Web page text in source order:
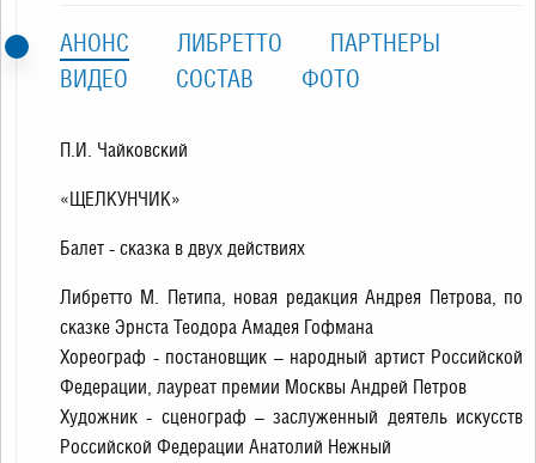
АНОНС ЛИБРЕТТО
ПАРТНЕРЫ
ВИДЕО
СОСТАВ ФОТО
П.И. Чайковский
«ЩЕЛКУНЧИК»
Балет - сказка в двух действиях
Либретто М. Петипа, новая редакция Андрея Петрова, по
сказке Эрнста Теодора Амадея Гофмана
Хореограф - постановщик – народный артист Российской
Федерации, лауреат премии Москвы Андрей Петров
Художник - сценограф – заслуженный деятель искусств
Российской Федерации Анатолий Нежный